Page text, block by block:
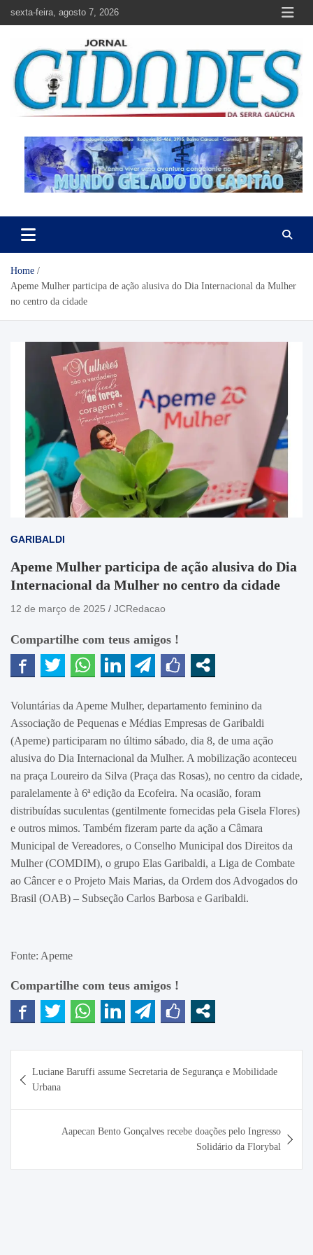
sexta-feira, agosto 7, 2026
Jornal Cidades da Serra Gaúcha
Home
Apeme Mulher participa de ação alusiva do Dia Internacional da Mulher
no centro da cidade
GARIBALDI
Apeme Mulher participa de ação alusiva do Dia
Internacional da Mulher no centro da cidade
12 de março de 2025 JCRedacao
Compartilhe com teus amigos !
Voluntárias da Apeme Mulher, departamento feminino da
Associação de Pequenas e Médias Empresas de Garibaldi
(Apeme) participaram no último sábado, dia 8, de uma ação
alusiva do Dia Internacional da Mulher. A mobilização aconteceu
na praça Loureiro da Silva (Praça das Rosas), no centro da cidade,
paralelamente à 6ª edição da Ecofeira. Na ocasião, foram
distribuídas suculentas (gentilmente fornecidas pela Gisela Flores)
e outros mimos. Também fizeram parte da ação a Câmara
Municipal de Vereadores, o Conselho Municipal dos Direitos da
Mulher (COMDIM), o grupo Elas Garibaldi, a Liga de Combate
ao Câncer e o Projeto Mais Marias, da Ordem dos Advogados do
Brasil (OAB) – Subseção Carlos Barbosa e Garibaldi.
Fonte: Apeme
Compartilhe com teus amigos !
de
Post
Luciane Baruffi assume Secretaria de Segurança e Mobilidade
Urbana
Aapecan Bento Gonçalves recebe doações pelo Ingresso
Solidário da Florybal